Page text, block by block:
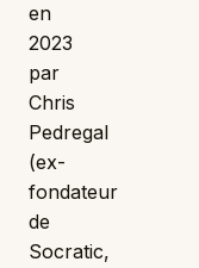
en
2023
par
Chris
Pedregal
(ex-
fondateur
de
Socratic,